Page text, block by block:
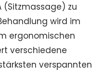
(Sitzmassage) zu
wird im
ergonomischen
verschiedene
verspannten